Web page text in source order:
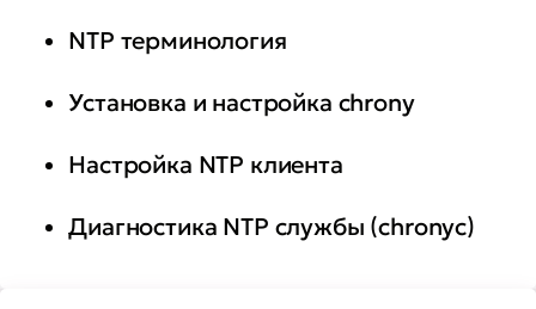
NTP терминология
Установка и настройка chrony
Настройка NTP клиента
Диагностика NTP службы (chronyc)